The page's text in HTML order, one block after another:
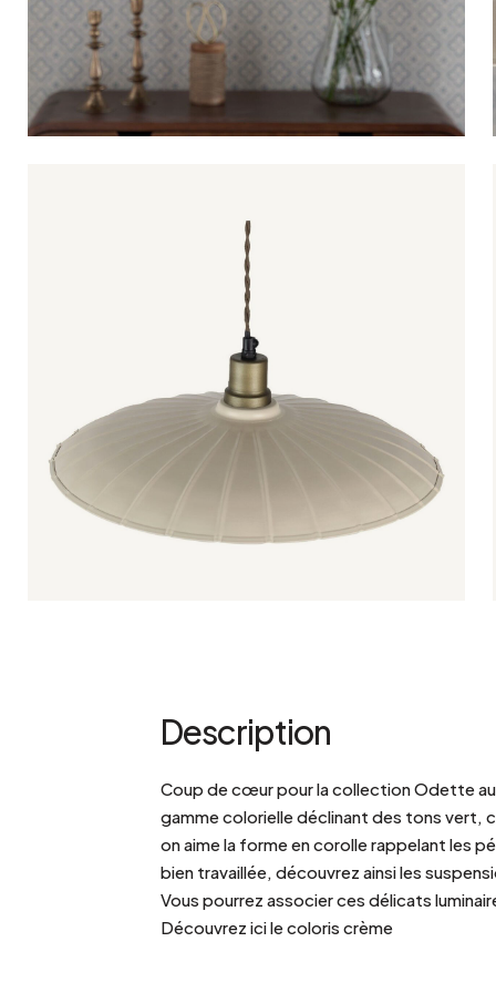
Bistrot
Bord de mer
Brocante
Contemporain
Esprit Haussmannien
Velours
Bois blond
Papier mâché
Verre
Zinc et galva
Description
Coup de cœur pour la collection Odette
gamme colorielle déclinant des tons vert,
on aime la forme en corolle rappelant les
bien travaillée, découvrez ainsi les
Vous pourrez associer ces délicats
Découvrez ici le coloris crème